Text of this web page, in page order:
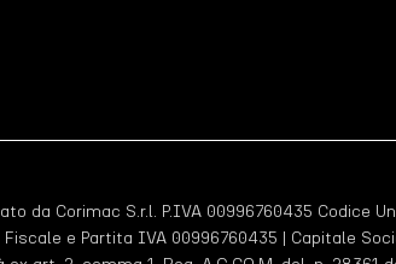
da Corimac S.r.l. P.IVA 00996760435 Codice
e Partita IVA 00996760435 | Capitale